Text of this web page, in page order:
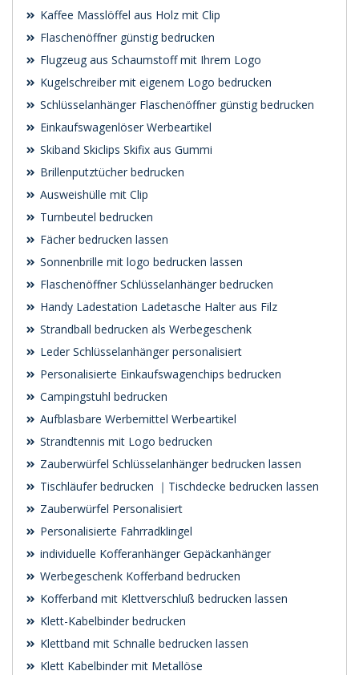
Kaffee Masslöffel aus Holz mit Clip
Flaschenöffner günstig bedrucken
Flugzeug aus Schaumstoff mit Ihrem Logo
Kugelschreiber mit eigenem Logo bedrucken
Schlüsselanhänger Flaschenöffner günstig bedrucken
Einkaufswagenlöser Werbeartikel
Skiband Skiclips Skifix aus Gummi
Brillenputztücher bedrucken
Ausweishülle mit Clip
Turnbeutel bedrucken
Fächer bedrucken lassen
Sonnenbrille mit logo bedrucken lassen
Flaschenöffner Schlüsselanhänger bedrucken
Handy Ladestation Ladetasche Halter aus Filz
Strandball bedrucken als Werbegeschenk
Leder Schlüsselanhänger personalisiert
Personalisierte Einkaufswagenchips bedrucken
Campingstuhl bedrucken
Aufblasbare Werbemittel Werbeartikel
Strandtennis mit Logo bedrucken
Zauberwürfel Schlüsselanhänger bedrucken lassen
Tischläufer bedrucken ｜Tischdecke bedrucken lassen
Zauberwürfel Personalisiert
Personalisierte Fahrradklingel
individuelle Kofferanhänger Gepäckanhänger
Werbegeschenk Kofferband bedrucken
Kofferband mit Klettverschluß bedrucken lassen
Klett-Kabelbinder bedrucken
Klettband mit Schnalle bedrucken lassen
Klett Kabelbinder mit Metallöse